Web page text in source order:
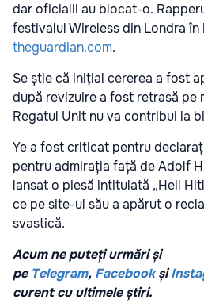
dar oficialii au blocat-o.
festivalul Wireless din Londra în
theguardian.com.
Se știe că inițial cererea a fost
după revizuire a fost retrasă pe
Regatul Unit nu va contribui la
Ye a fost criticat pentru
pentru admirația față de Adolf
lansat o piesă intitulată „Heil
ce pe site-ul său a apărut o
svastică.
Acum ne puteți urmări și
pe Telegram, Facebook și
curent cu ultimele știri.